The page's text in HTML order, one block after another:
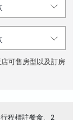
可售房型以及訂房
程標註餐食、2